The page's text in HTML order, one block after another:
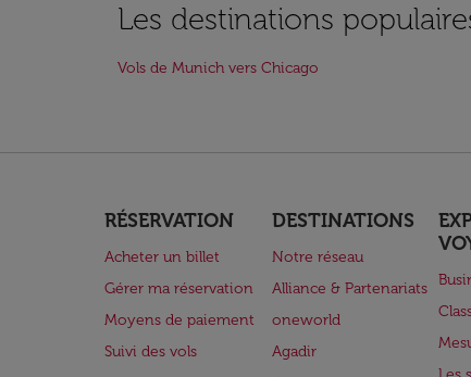
Les destinations
Vols de Munich vers Chicago
RÉSERVATION
Acheter un billet
Gérer ma réservation
Moyens de paiement
Suivi des vols
DESTINATIONS
Notre réseau
Alliance & Partenariats
oneworld
Agadir